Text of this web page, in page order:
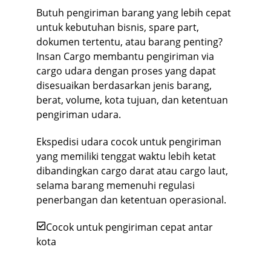
Butuh pengiriman barang yang lebih cepat
untuk kebutuhan bisnis, spare part,
dokumen tertentu, atau barang penting?
Insan Cargo membantu pengiriman via
cargo udara dengan proses yang dapat
disesuaikan berdasarkan jenis barang,
berat, volume, kota tujuan, dan ketentuan
pengiriman udara.
Ekspedisi udara cocok untuk pengiriman
yang memiliki tenggat waktu lebih ketat
dibandingkan cargo darat atau cargo laut,
selama barang memenuhi regulasi
penerbangan dan ketentuan operasional.
Cocok untuk pengiriman cepat antar
kota